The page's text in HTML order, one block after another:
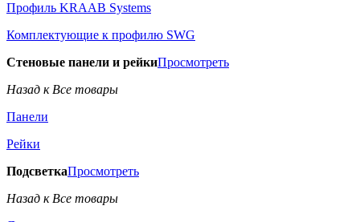
Профиль KRAAB Systems
Комплектующие к профилю SWG
Стеновые панели и рейкиПросмотреть
Назад к Все товары
Панели
Рейки
ПодсветкаПросмотреть
Назад к Все товары